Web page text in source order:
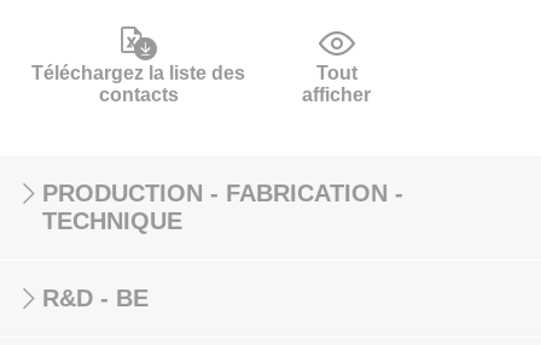
Téléchargez la liste des
contacts
Tout
afficher
PRODUCTION - FABRICATION -
TECHNIQUE
R&D - BE